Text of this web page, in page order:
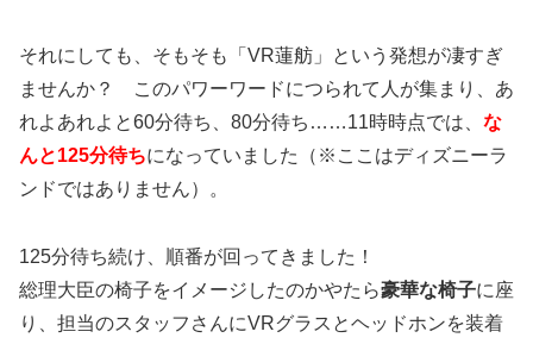
それにしても、そもそも「VR蓮舫」という発想が凄すぎ
ませんか？ このパワーワードにつられて人が集まり、あ
れよあれよと60分待ち、80分待ち……11時時点では、 な
んと125分待ちになっていました（※ここはディズニーラ
ンドではありません）。
125分待ち続け、順番が回ってきました！
総理大臣の椅子をイメージしたのかやたら豪華な椅子に座
り、担当のスタッフさんにVRグラスとヘッドホンを装着